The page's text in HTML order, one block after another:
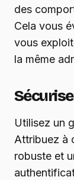
des
Cela vous
vous
la même
Utilisez un
Attribuez à
robuste et